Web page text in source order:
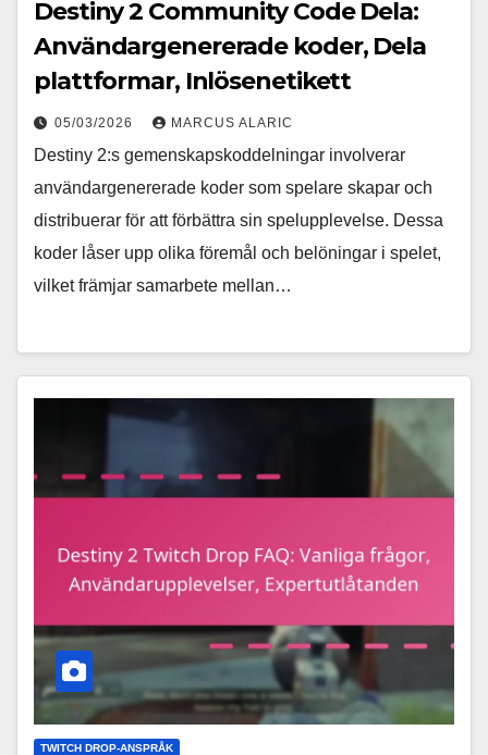
Destiny 2 Community Code Dela:
Användargenererade koder, Dela
plattformar, Inlösenetikett
05/03/2026 MARCUS ALARIC
Destiny 2:s gemenskapskoddelningar involverar
användargenererade koder som spelare skapar och
distribuerar för att förbättra sin spelupplevelse. Dessa
koder låser upp olika föremål och belöningar i spelet,
vilket främjar samarbete mellan…
TWITCH DROP-ANSPRÅK